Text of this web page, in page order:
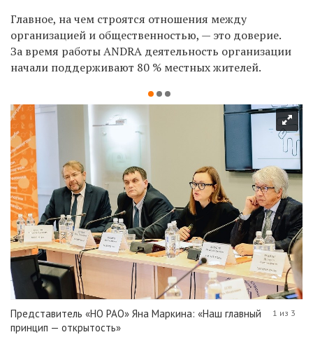
Главное, на чем строятся отношения между
организацией и общественностью, — это доверие.
За время работы ANDRA деятельность организации
начали поддерживают 80 % местных жителей.
Представитель «НО РАО» Яна Маркина: «Наш главный
принцип — открытость»
1 из 3